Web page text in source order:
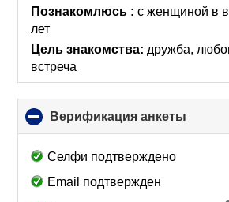
collapse
Познакомлюсь :с женщиной в
лет
Цель знакомства: дружба,
встреча
Верификация анкеты
to
Селфи подтверждено
Email подтвержден